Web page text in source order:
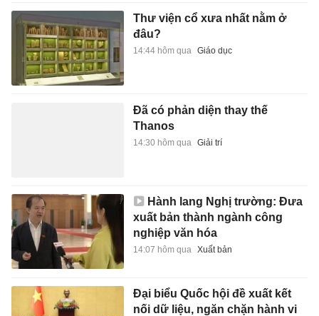
Thư viện cổ xưa nhất nằm ở
đâu?
14:44 hôm qua Giáo dục
Đã có phản diện thay thế
Thanos
14:30 hôm qua Giải trí
Hành lang Nghị trường: Đưa
xuất bản thành ngành công
nghiệp văn hóa
14:07 hôm qua Xuất bản
Đại biểu Quốc hội đề xuất kết
nối dữ liệu, ngăn chặn hành vi